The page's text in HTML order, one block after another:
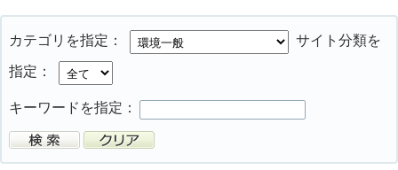
カテゴリを指定： サイト分類を
指定：
キーワードを指定：